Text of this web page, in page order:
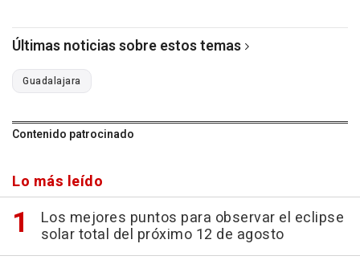
Últimas noticias sobre estos temas
Guadalajara
Contenido patrocinado
Lo más leído
Los mejores puntos para observar el eclipse
solar total del próximo 12 de agosto